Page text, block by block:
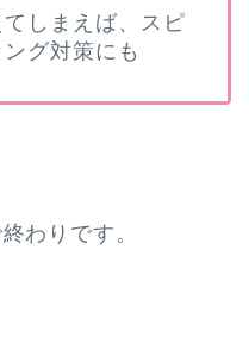
しまえば、スピ
グ対策にも
わりです。